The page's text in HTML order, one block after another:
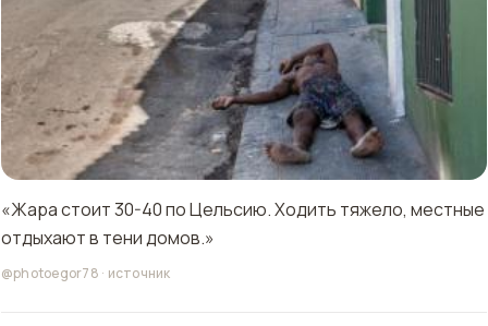
«Жара стоит 30-40 по Цельсию. Ходить тяжело, местные
отдыхают в тени домов.»
@photoegor78 · источник